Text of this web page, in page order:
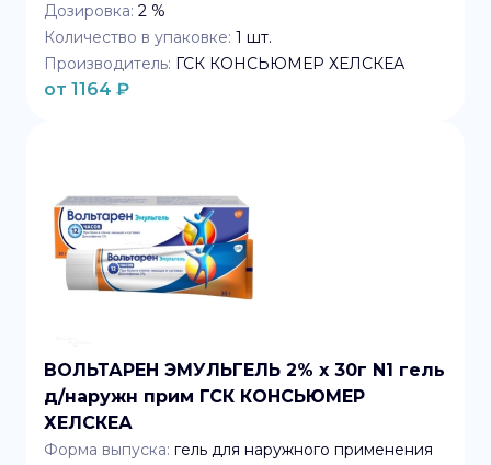
Дозировка: 2 %
Количество в упаковке: 1 шт.
Производитель: ГСК КОНСЬЮМЕР ХЕЛСКЕА
от 1164 ₽
ВОЛЬТАРЕН ЭМУЛЬГЕЛЬ 2% x 30г N1 гель
д/наружн прим ГСК КОНСЬЮМЕР
ХЕЛСКЕА
Форма выпуска: гель для наружного применения